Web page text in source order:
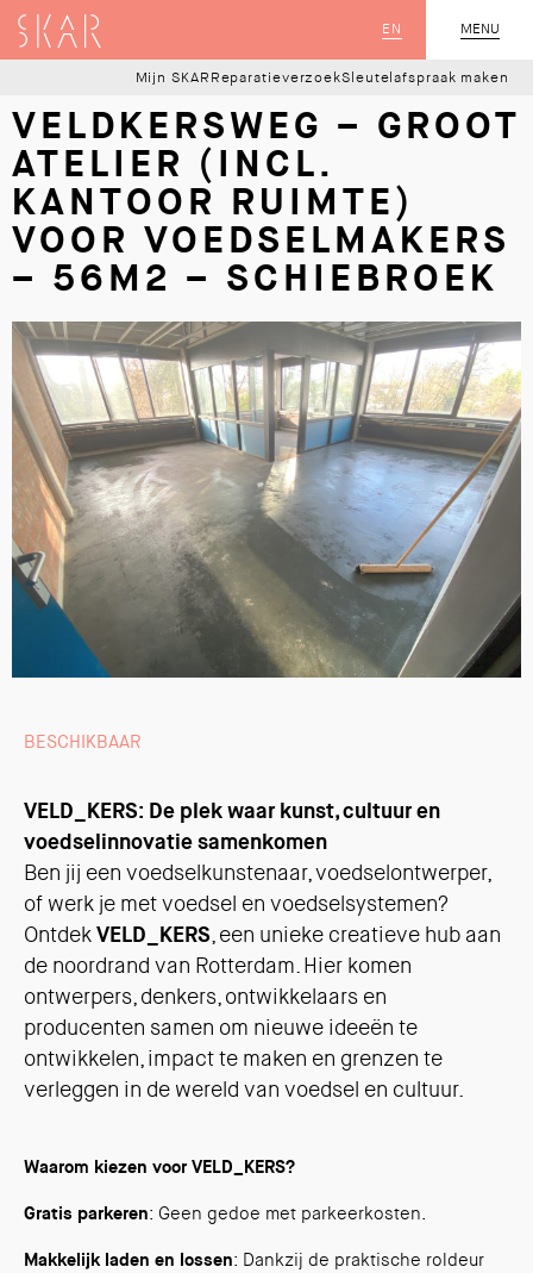
MENU
SLUIT
EN
SKAR
Mijn SKAR ReparatieverzoekSleutelafspraak maken
VELDKERSWEG – GROOT
ATELIER (INCL.
KANTOOR RUIMTE)
VOOR VOEDSELMAKERS
– 56M2 – SCHIEBROEK
BESCHIKBAAR
VELD_KERS: De plek waar kunst, cultuur en
voedselinnovatie samenkomen
Ben jij een voedselkunstenaar, voedselontwerper,
of werk je met voedsel en voedselsystemen?
OntdekVELD_KERS, een unieke creatieve hub aan
de noordrand van Rotterdam. Hier komen
ontwerpers, denkers, ontwikkelaars en
producenten samen om nieuwe ideeën te
ontwikkelen, impact te maken en grenzen te
verleggen in de wereld van voedsel en cultuur.
Waarom kiezen voor VELD_KERS?
Gratis parkeren: Geen gedoe met parkeerkosten.
Makkelijk laden en lossen: Dankzij de praktische roldeur